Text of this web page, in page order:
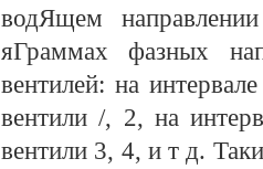
водЯщем
яГраммах фазных
вентилей: на
вентили /, 2, на
вентили 3, 4, и т д.